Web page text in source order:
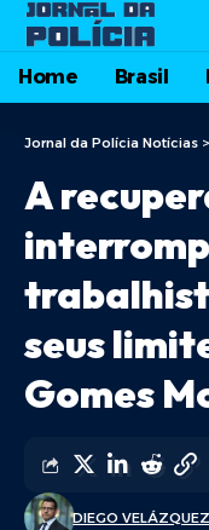
Home Brasil
Jornal da Polícia Notícias >
A
seus
Gomes
DIEGO VELÁZQUEZ